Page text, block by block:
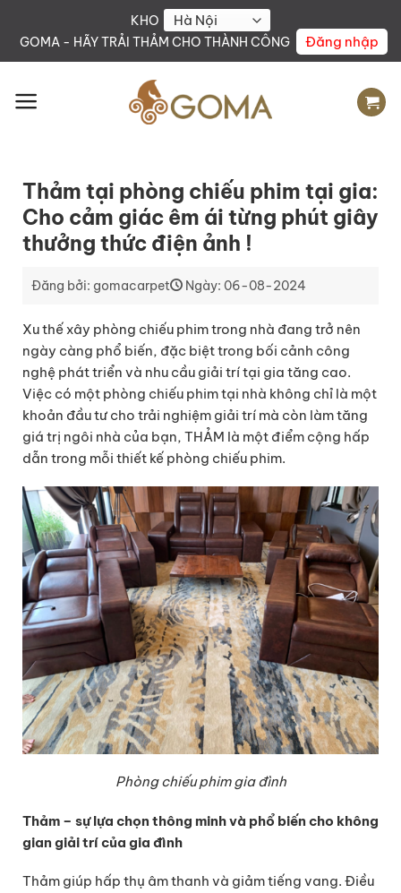
KHO
GOMA - HÃY TRẢI THẢM CHO THÀNH CÔNG
Đăng nhập
Thảm tại phòng chiếu phim tại gia:
Cho cảm giác êm ái từng phút giây
thưởng thức điện ảnh !
Đăng bởi: gomacarpet Ngày: 06-08-2024
Xu thế xây phòng chiếu phim trong nhà đang trở nên
ngày càng phổ biến, đặc biệt trong bối cảnh công
nghệ phát triển và nhu cầu giải trí tại gia tăng cao.
Việc có một phòng chiếu phim tại nhà không chỉ là một
khoản đầu tư cho trải nghiệm giải trí mà còn làm tăng
giá trị ngôi nhà của bạn, THẢM là một điểm cộng hấp
dẫn trong mỗi thiết kế phòng chiếu phim.
Phòng chiếu phim gia đình
Thảm – sự lựa chọn thông minh và phổ biến cho không
gian giải trí của gia đình
Thảm giúp hấp thụ âm thanh và giảm tiếng vang. Điều